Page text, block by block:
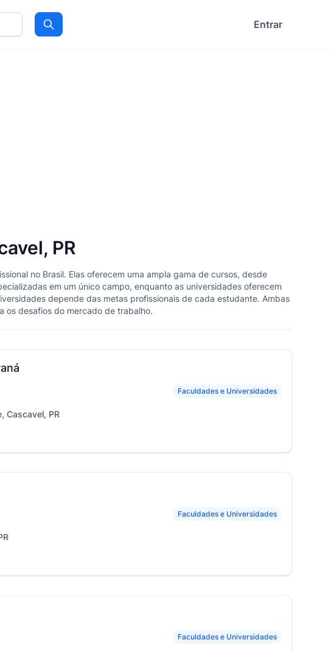
Procurar Entrar
PR
no Brasil. Elas oferecem uma ampla gama de cursos, desde
em um único campo, enquanto as universidades oferecem
depende das metas profissionais de cada estudante. Ambas
os desafios do mercado de trabalho.
Faculdades e Universidades
Cascavel, PR
Faculdades e Universidades
Faculdades e Universidades